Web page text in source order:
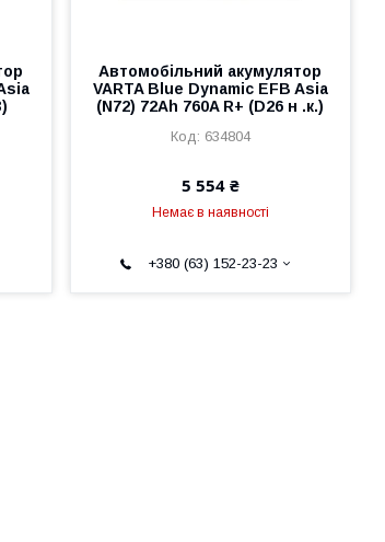
Автомобільний акумулятор
VARTA Blue Dynamic EFB Asia
(N72) 72Ah 760A R+ (D26 н .к.)
634804
5 554 ₴
Немає в наявності
+380 (63) 152-23-23